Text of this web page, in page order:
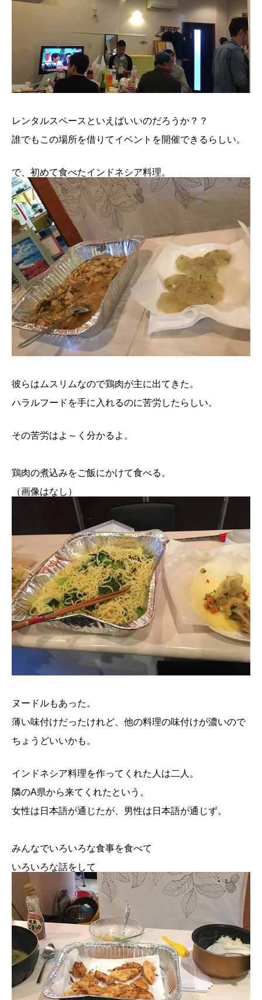
レンタルスペースといえばいいのだろうか？？
誰でもこの場所を借りてイベントを開催できるらしい。
で、初めて食べたインドネシア料理。
彼らはムスリムなので鶏肉が主に出てきた。
ハラルフードを手に入れるのに苦労したらしい。
その苦労はよ～く分かるよ。
鶏肉の煮込みをご飯にかけて食べる。
（画像はなし）
ヌードルもあった。
薄い味付けだったけれど、他の料理の味付けが濃いので
ちょうどいいかも。
インドネシア料理を作ってくれた人は二人。
隣のA県から来てくれたという。
女性は日本語が通じたが、男性は日本語が通じず。
みんなでいろいろな食事を食べて
いろいろな話をして